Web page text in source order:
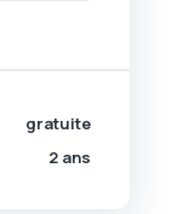
gratuite
2 ans